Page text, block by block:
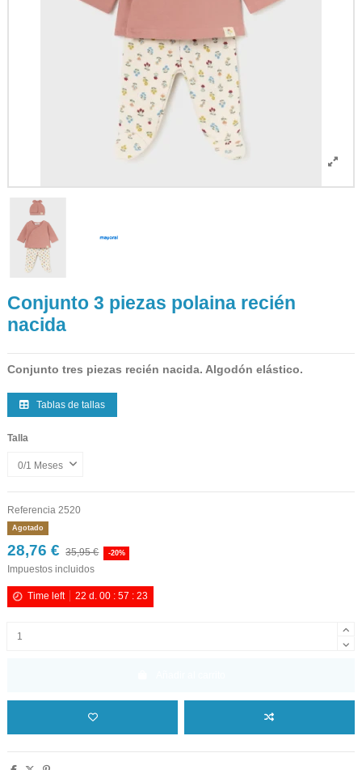
Conjunto 3 piezas polaina recién
nacida
Conjunto tres piezas recién nacida. Algodón elástico.
Tablas de tallas
Talla
Referencia 2520
Agotado
28,76 € 35,95 € -20%
Impuestos incluidos
Time left 22 d. 00 :57 :23